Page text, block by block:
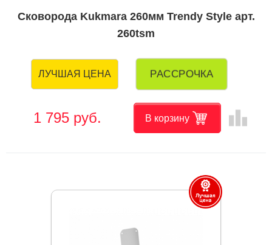
Сковорода Kukmara 260мм Trendy Style арт.
260tsm
ЛУЧШАЯ ЦЕНА РАССРОЧКА
1 795 руб. В корзину leaderboard